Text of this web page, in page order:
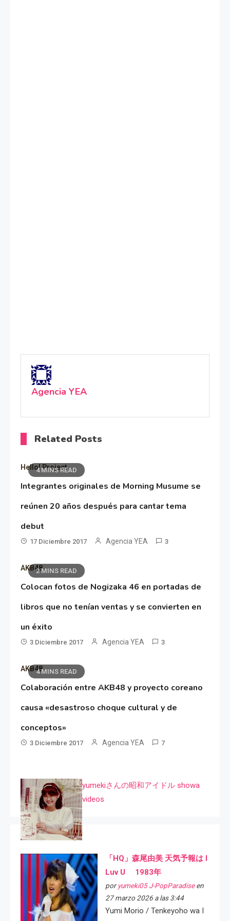
Agencia YEA
Related Posts
4 MINS READ
Hello! Project
Integrantes originales de Morning Musume se
reúnen 20 años después para cantar tema
debut
17 Diciembre 2017 Agencia YEA 3
2 MINS READ
AKB48
Colocan fotos de Nogizaka 46 en portadas de
libros que no tenían ventas y se convierten en
un éxito
3 Diciembre 2017 Agencia YEA 3
4 MINS READ
AKB48
Colaboración entre AKB48 y proyecto coreano
causa «desastroso choque cultural y de
conceptos»
3 Diciembre 2017 Agencia YEA 7
yumekiさんの昭和アイドル showa
videos
「HQ」森尾由美 天気予報は I
Luv U 1983年
por yumeki05 J-PopParadiseen
27 marzo 2026 a las 3:44
Yumi Morio / Tenkeyoho wa I